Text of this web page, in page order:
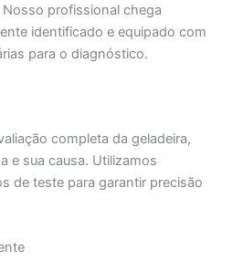
profissional chega
identificado e equipado com
para o diagnóstico.
completa da geladeira,
e sua causa. Utilizamos
de teste para garantir precisão